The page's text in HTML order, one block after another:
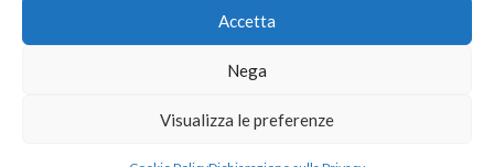
Accetta
Nega
Visualizza le preferenze
Copyright © 2024 | All Rights Reserved | P.Iva: 01402861213 | C.f.
05217070639 |realizzazione siti web